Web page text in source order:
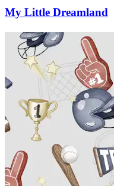
My Little Dreamland